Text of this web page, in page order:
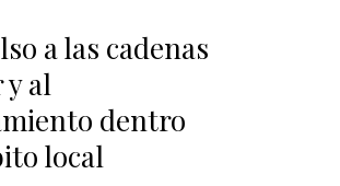
a las cadenas
y al
dentro
local